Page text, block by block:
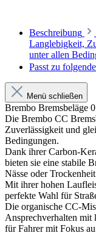
Beschreibung
Langlebigkeit,
unter allen
Passt zu
Menü schließen
Brembo Bremsbeläge
Die Brembo CC
Zuverlässigkeit und
Bedingungen.
Dank ihrer Carbon-
bieten sie eine stabile
Nässe oder
Mit ihrer hohen
perfekte Wahl für
Die organische CC-
Ansprechverhalten mit
für Fahrer mit Fokus